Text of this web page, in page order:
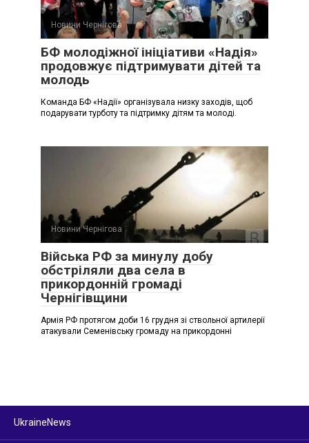
Новини Чернігова
БФ молодіжної ініціативи «Надія»
продовжує підтримувати дітей та
молодь
Команда БФ «Надії» організувала низку заходів, щоб
подарувати турботу та підтримку дітям та молоді.
Новини Чернігова
Війська РФ за минулу добу
обстріляли два села в
прикордонній громаді
Чернігівщини
Армія РФ протягом доби 16 грудня зі ствольної артилерії
атакували Семенівську громаду на прикордонні
UkraineNews